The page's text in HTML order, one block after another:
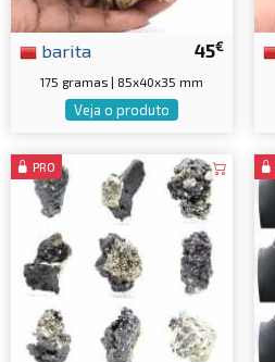
45€
barita
175 gramas | 85x40x35 mm
Veja o produto
PRO